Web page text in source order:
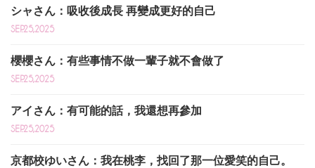
シャさん：吸收後成長 再變成更好的自己
SEP.25,2025
櫻櫻さん：有些事情不做一輩子就不會做了
SEP.25,2025
アイさん：有可能的話，我還想再參加
SEP.25,2025
京都校ゆいさん：我在桃李，找回了那一位愛笑的自己。